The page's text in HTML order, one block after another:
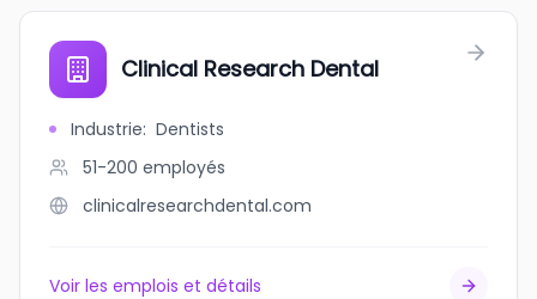
Clinical Research Dental
Industrie: Dentists
51-200 employés
clinicalresearchdental.com
Voir les emplois et détails